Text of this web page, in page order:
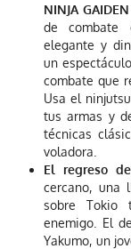
NINJA
de combate
elegante y
un
combate que
Usa el
tus armas y
técnicas
voladora.
El regreso
cercano, una
sobre Tokio
enemigo. El
Yakumo, un